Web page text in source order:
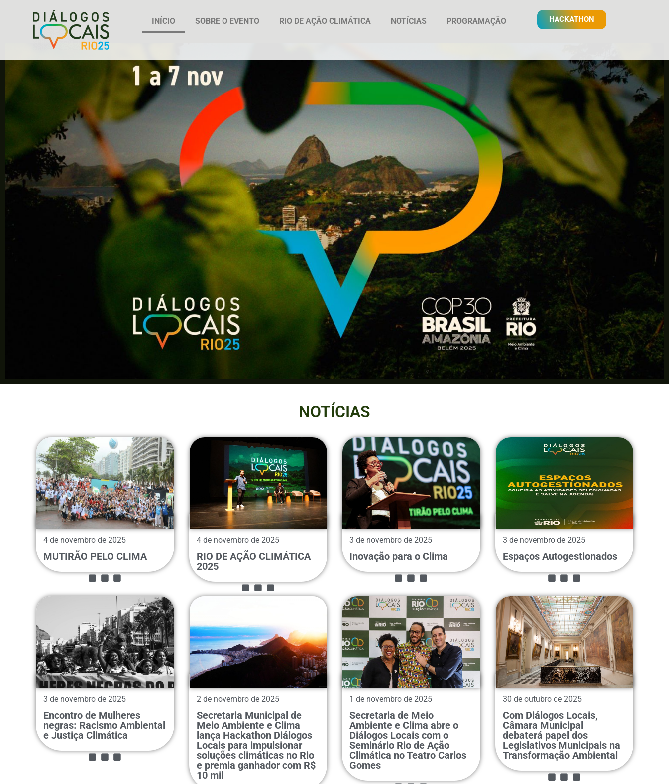
INÍCIO SOBRE O EVENTO RIO DE AÇÃO CLIMÁTICA NOTÍCIAS PROGRAMAÇÃO HACKATHON
NOTÍCIAS
4 de novembro de 2025
MUTIRÃO PELO CLIMA
... 4 de novembro de 2025
RIO DE AÇÃO CLIMÁTICA
2025
...
3 de novembro de 2025
Inovação para o Clima
... 3 de novembro de 2025
Espaços Autogestionados
...
3 de novembro de 2025
Encontro de Mulheres
negras: Racismo Ambiental
e Justiça Climática
...
2 de novembro de 2025
Secretaria Municipal de
Meio Ambiente e Clima
lança Hackathon Diálogos
Locais para impulsionar
soluções climáticas no Rio
e premia ganhador com R$
10 mil
1 de novembro de 2025
Secretaria de Meio
Ambiente e Clima abre o
Diálogos Locais com o
Seminário Rio de Ação
Climática no Teatro Carlos
Gomes
30 de outubro de 2025
Com Diálogos Locais,
Câmara Municipal
debaterá papel dos
Legislativos Municipais na
Transformação Ambiental
...